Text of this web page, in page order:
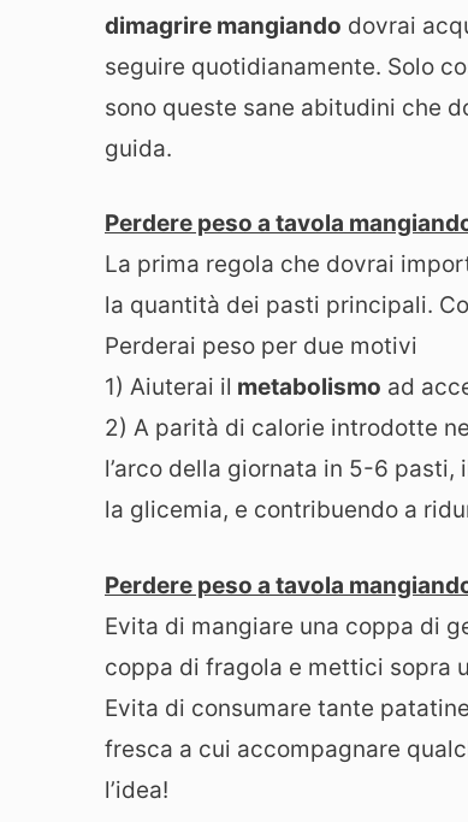
dimagrire mangiando dovrai
seguire quotidianamente. Solo
sono queste sane abitudini che
guida.
Perdere peso a tavola
La prima regola che dovrai
la quantità dei pasti principali.
Perderai peso per due motivi
1) Aiuterai il metabolismo ad
2) A parità di calorie introdotte
l’arco della giornata in 5-6
la glicemia, e contribuendo a
Perdere peso a tavola
Evita di mangiare una coppa di
coppa di fragola e mettici sopra
Evita di consumare tante
fresca a cui accompagnare
l’idea!